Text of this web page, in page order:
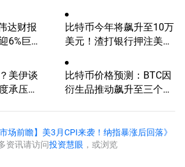
历史新
达财报
6%巨
比特币今年将飙升至10万
美元！渣打银行押注美国
美伊谈
承压，
比特币价格预测：BTC因
衍生品推动飙升至三个月
市场前瞻】美3月CPI来袭！纳指暴涨后回落》
资讯请访问投资慧眼 ，或浏览